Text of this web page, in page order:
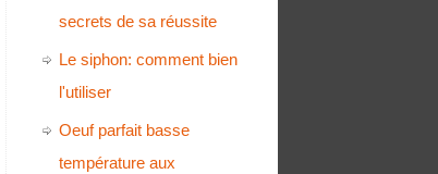
secrets de sa réussite
Le siphon: comment bien
l'utiliser
Oeuf parfait basse
température aux